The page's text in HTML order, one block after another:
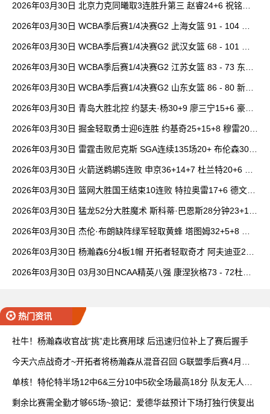
2026年03月30日 北京力克同曦取3连胜升第三 赵睿24+6 祝铭震1
2026年03月30日 WCBA季后赛1/4决赛G2 上海女篮 91 - 104 四
2026年03月30日 WCBA季后赛1/4决赛G2 武汉女篮 68 - 101 山
2026年03月30日 WCBA季后赛1/4决赛G2 江苏女篮 83 - 73 东莞
2026年03月30日 WCBA季后赛1/4决赛G2 山东女篮 86 - 80 新疆
2026年03月30日 青岛大胜北控 约瑟夫·杨30+9 廖三宁15+6 豪斯
2026年03月30日 掘金轻取勇士迎6连胜 约基奇25+15+8 穆雷20+
2026年03月30日 雷霆击败尼克斯 SGA连续135场20+ 布伦森30分
2026年03月30日 火箭送鹈鹕5连败 申京36+14+7 杜兰特20+6 锡
2026年03月30日 篮网大胜国王结束10连败 特拉奥雷17+6 德文·
2026年03月30日 猛龙52分大胜魔术 斯科蒂·巴恩斯28分钟23+15
2026年03月30日 杰伦·布朗缺阵绿军轻取黄蜂 塔图姆32+5+8 普
2026年03月30日 杨瀚森6分4板1帽 开拓者轻取奇才 阿夫迪亚20+
2026年03月30日 03月30日NCAA精英八强 康涅狄格73 - 72杜克
热门资讯
社牛！杨瀚森收官战“挑”走比赛用球 后迅速归位补上了赛后握手
今天六点战奇才~开拓者将杨瀚森从混音召回 G联盟季后赛4月开
单核！特伦特半场12中6&三分10中5砍全场最高18分 队友无人上
剩余比赛需全勤才够65场~狼记：爱德华兹预计下场打独行侠复出